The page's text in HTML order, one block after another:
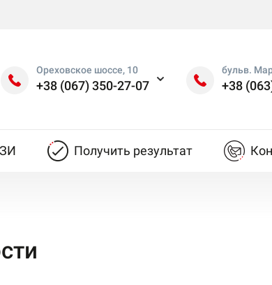
Ореховское шоссе, 10
+38 (067) 350-27-07
бульв.
+38
Получить результат